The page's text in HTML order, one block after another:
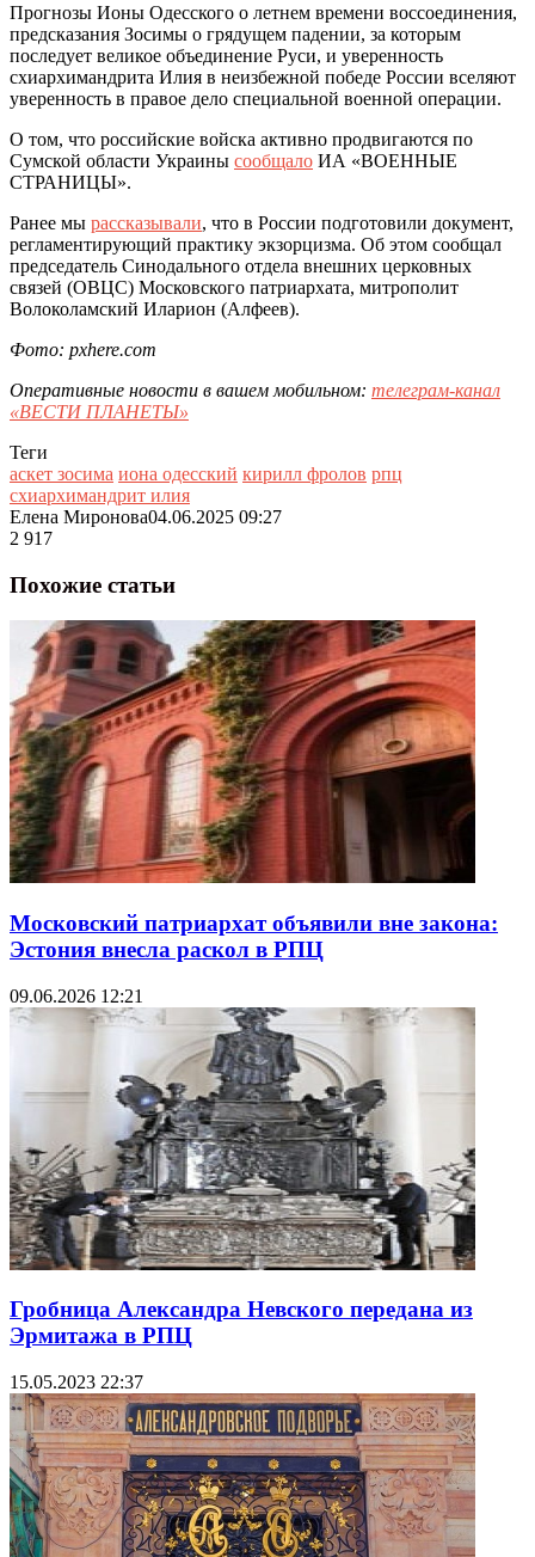
Прогнозы Ионы Одесского о летнем времени воссоединения,
предсказания Зосимы о грядущем падении, за которым
последует великое объединение Руси, и уверенность
схиархимандрита Илия в неизбежной победе России вселяют
уверенность в правое дело специальной военной операции.
О том, что российские войска активно продвигаются по
Сумской области Украины сообщало ИА «ВОЕННЫЕ
СТРАНИЦЫ».
Ранее мы рассказывали, что в России подготовили документ,
регламентирующий практику экзорцизма. Об этом сообщал
председатель Синодального отдела внешних церковных
связей (ОВЦС) Московского патриархата, митрополит
Волоколамский Иларион (Алфеев).
Фото: pxhere.com
Оперативные новости в вашем мобильном: телеграм-канал
«ВЕСТИ ПЛАНЕТЫ»
Теги
аскет зосима иона одесский кирилл фролов рпц
схиархимандрит илия
Елена Миронова04.06.2025 09:27
2 917
Похожие статьи
Московский патриархат объявили вне закона:
Эстония внесла раскол в РПЦ
09.06.2026 12:21
Гробница Александра Невского передана из
Эрмитажа в РПЦ
15.05.2023 22:37